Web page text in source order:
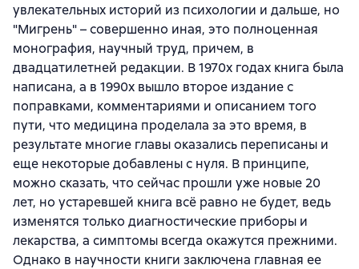
увлекательных историй из психологии и дальше, но
"Мигрень" – совершенно иная, это полноценная
монография, научный труд, причем, в
двадцатилетней редакции. В 1970х годах книга была
написана, а в 1990х вышло второе издание с
поправками, комментариями и описанием того
пути, что медицина проделала за это время, в
результате многие главы оказались переписаны и
еще некоторые добавлены с нуля. В принципе,
можно сказать, что сейчас прошли уже новые 20
лет, но устаревшей книга всё равно не будет, ведь
изменятся только диагностические приборы и
лекарства, а симптомы всегда окажутся прежними.
Однако в научности книги заключена главная ее